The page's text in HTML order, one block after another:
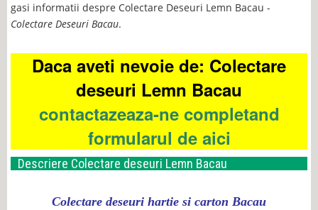
gasi informatii despre Colectare Deseuri Lemn Bacau -
Colectare Deseuri Bacau.
Daca aveti nevoie de: Colectare
deseuri Lemn Bacau
contactazeaza-ne completand
formularul de aici
Descriere Colectare deseuri Lemn Bacau
Colectare deseuri hartie si carton Bacau